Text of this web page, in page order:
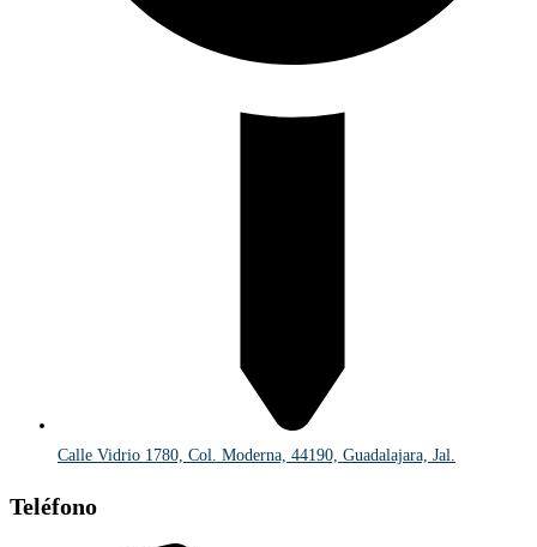
Calle Vidrio 1780, Col. Moderna, 44190, Guadalajara, Jal.
Teléfono